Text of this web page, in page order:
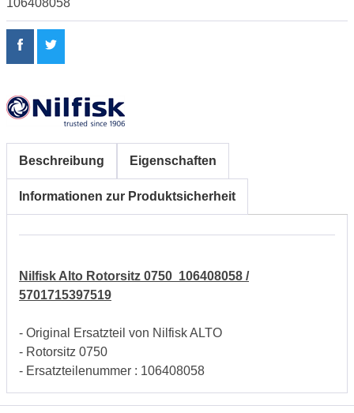
Beschreibung Eigenschaften
Informationen zur Produktsicherheit
Nilfisk Alto Rotorsitz 0750 106408058 /
5701715397519
- Original Ersatzteil von Nilfisk ALTO
- Rotorsitz 0750
- Ersatzteilenummer : 106408058